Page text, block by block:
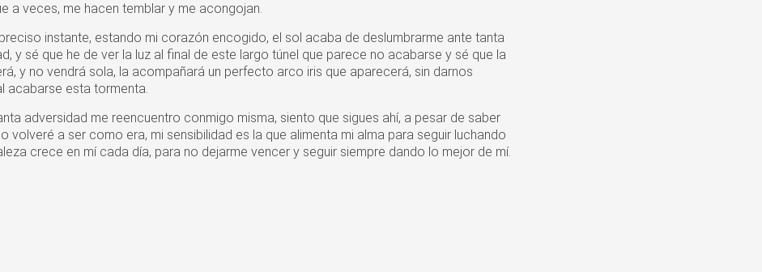
a veces, me hacen temblar y me acongojan.
instante, estando mi corazón encogido, el sol acaba de deslumbrarme ante tanta
y sé que he de ver la luz al final de este largo túnel que parece no acabarse y sé que la
y no vendrá sola, la acompañará un perfecto arco iris que aparecerá, sin darnos
acabarse esta tormenta.
adversidad me reencuentro conmigo misma, siento que sigues ahí, a pesar de saber
volveré a ser como era, mi sensibilidad es la que alimenta mi alma para seguir luchando
crece en mí cada día, para no dejarme vencer y seguir siempre dando lo mejor de mí.